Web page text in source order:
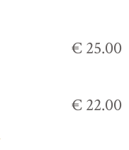
€ 25.00
€ 22.00